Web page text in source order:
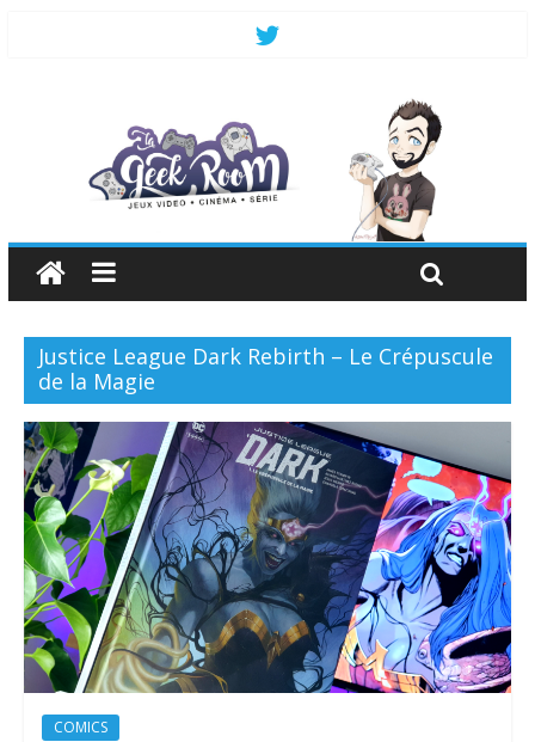
Justice League Dark Rebirth – Le Crépuscule
de la Magie
COMICS